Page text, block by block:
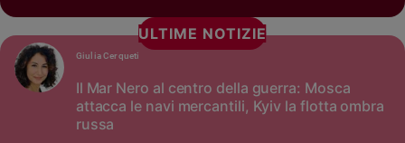
ULTIME NOTIZIE
Il Mar Nero al centro della guerra: Mosca
attacca le navi mercantili, Kyiv la flotta ombra
russa
Giulia Cerqueti